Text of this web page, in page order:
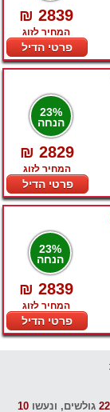
₪ 2839
המחיר לזוג
פרטי הדיל
23%
הנחה
₪ 2829
המחיר לזוג
פרטי הדיל
23%
הנחה
₪ 2839
המחיר לזוג
פרטי הדיל
גולשים, ונעשו10